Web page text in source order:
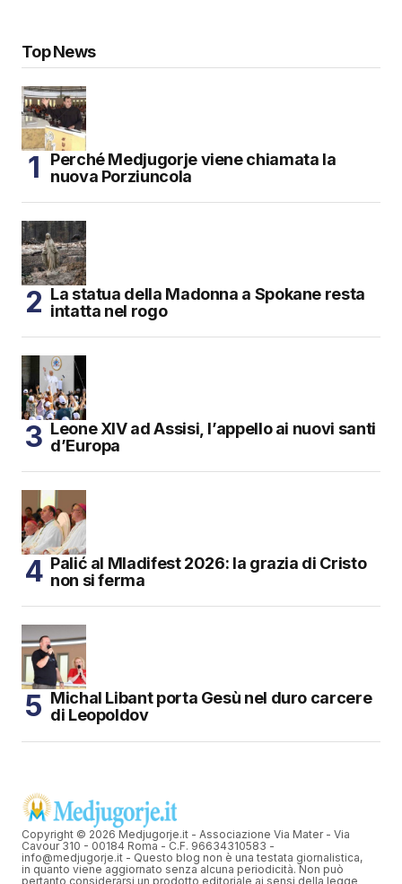
Top News
Perché Medjugorje viene chiamata la
nuova Porziuncola
La statua della Madonna a Spokane resta
intatta nel rogo
Leone XIV ad Assisi, l’appello ai nuovi santi
d’Europa
Palić al Mladifest 2026: la grazia di Cristo
non si ferma
Michal Libant porta Gesù nel duro carcere
di Leopoldov
Copyright © 2026 Medjugorje.it - Associazione Via Mater - Via
Cavour 310 - 00184 Roma - C.F. 96634310583 -
info@medjugorje.it - Questo blog non è una testata giornalistica,
in quanto viene aggiornato senza alcuna periodicità. Non può
pertanto considerarsi un prodotto editoriale ai sensi della legge